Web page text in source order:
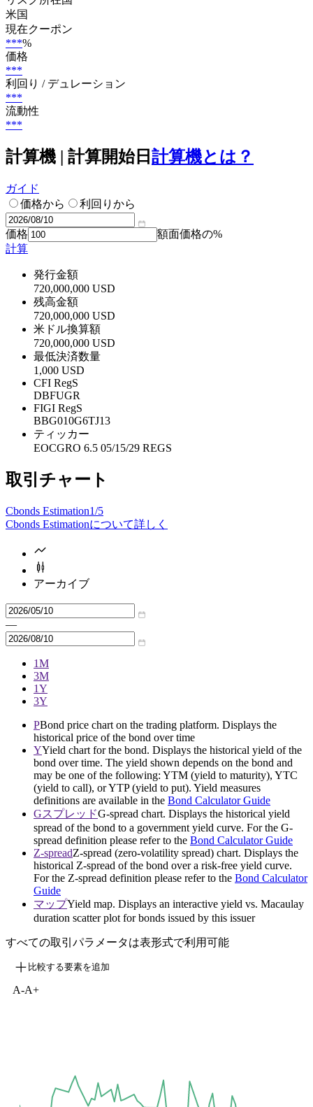
米国
現在クーポン
***%
価格
***
利回り / デュレーション
***
流動性
***
計算機 | 計算開始日 計算機とは？
ガイド
価格から
利回りから
価格
額面価格の%
計算
発行金額
720,000,000 USD
残高金額
720,000,000 USD
米ドル換算額
720,000,000 USD
最低決済数量
1,000 USD
CFI RegS
DBFUGR
FIGI RegS
BBG010G6TJ13
ティッカー
EOCGRO 6.5 05/15/29 REGS
取引チャート
Cbonds Estimation1/5
Cbonds Estimationについて詳しく
アーカイブ
—
1M
3M
1Y
3Y
PBond price chart on the trading platform. Displays the
historical price of the bond over time
YYield chart for the bond. Displays the historical yield of the
bond over time. The yield shown depends on the bond and
may be one of the following: YTM (yield to maturity), YTC
(yield to call), or YTP (yield to put). Yield measures
definitions are available in the Bond Calculator Guide
GスプレッドG-spread chart. Displays the historical yield
spread of the bond to a government yield curve. For the G-
spread definition please refer to the Bond Calculator Guide
Z-spreadZ-spread (zero-volatility spread) chart. Displays the
historical Z-spread of the bond over a risk-free yield curve.
For the Z-spread definition please refer to the Bond Calculator
Guide
マップYield map. Displays an interactive yield vs. Macaulay
duration scatter plot for bonds issued by this issuer
すべての取引パラメータは表形式で利用可能
比較する要素を追加